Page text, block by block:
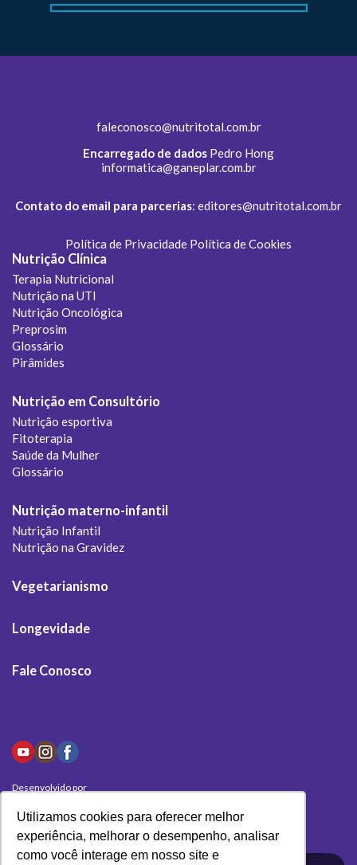
Utilizamos cookies para oferecer melhor
experiência, melhorar o desempenho, analisar
como você interage em nosso site e
faleconosco@nutritotal.com.br
Encarregado de dados Pedro Hong
informatica@ganeplar.com.br
Contato do email para parcerias: editores@nutritotal.com.br
Política de Privacidade Política de Cookies
Nutrição Clínica
Terapia Nutricional
Nutrição na UTI
Nutrição Oncológica
Preprosim
Glossário
Pirâmides
Nutrição em Consultório
Nutrição esportiva
Fitoterapia
Saúde da Mulher
Glossário
Nutrição materno-infantil
Nutrição Infantil
Nutrição na Gravidez
Vegetarianismo
Longevidade
Fale Conosco
Desenvolvido por